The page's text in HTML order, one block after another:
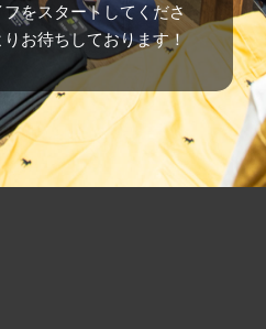
をスタートしてくださ
お待ちしております！